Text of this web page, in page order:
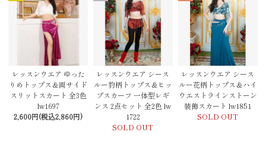
レッスンウエア ゆった
りめトップス＆両サイド
スリットスカート 全3色
lw1697
2,600円(税込2,860円)
レッスンウエア シース
ルー豹柄トップス＆ヒッ
プスカーフ 一体型レギ
ンス 2点セット 全2色 lw
1722
SOLD OUT
レッスンウエア シース
ルー花柄トップス＆ハイ
ウエストラインストーン
装飾スカート lw1851
SOLD OUT